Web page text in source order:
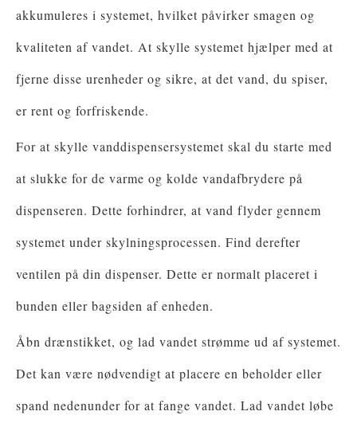
akkumuleres i systemet, hvilket påvirker smagen og
kvaliteten af ​​vandet. At skylle systemet hjælper med at
fjerne disse urenheder og sikre, at det vand, du spiser,
er rent og forfriskende.
For at skylle vanddispensersystemet skal du starte med
at slukke for de varme og kolde vandafbrydere på
dispenseren. Dette forhindrer, at vand flyder gennem
systemet under skylningsprocessen. Find derefter
ventilen på din dispenser. Dette er normalt placeret i
bunden eller bagsiden af ​​enheden.
Åbn drænstikket, og lad vandet strømme ud af systemet.
Det kan være nødvendigt at placere en beholder eller
spand nedenunder for at fange vandet. Lad vandet løbe